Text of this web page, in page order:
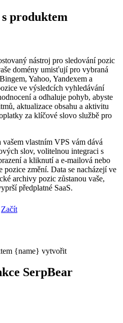
s produktem
nástroj pro sledování pozic
domény umisťují pro vybraná
Yahoo, Yandexem a
ve výsledcích vyhledávání
a odhaluje pohyb, abyste
aktualizace obsahu a aktivitu
za klíčové slovo službě pro
vlastním VPS vám dává
slov, volitelnou integraci s
a kliknutí a e-mailová nebo
změní. Data se nacházejí ve
archivy pozic zůstanou vaše,
předplatné SaaS.
Začít
SerpBear